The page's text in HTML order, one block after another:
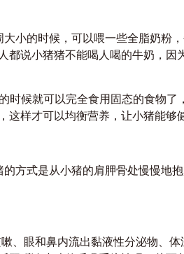
的时候，可以喂一些全脂奶粉，
都说小猪猪不能喝人喝的牛奶，
候就可以完全食用固态的食物了
这样才可以均衡营养，让小猪能够
式是从小猪的肩胛骨处慢慢地抱
眼和鼻内流出黏液性分泌物、体